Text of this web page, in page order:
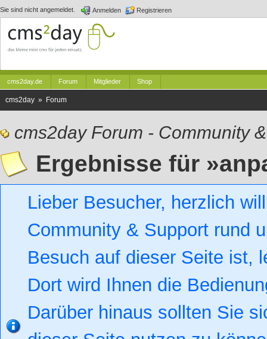
Sie sind nicht angemeldet. Anmelden Registrieren
cms2day.de Forum Mitglieder Shop
cms2day » Forum
cms2day Forum - Community
Ergebnisse für
Lieber Besucher, herzlich
Community & Support rund
Besuch auf dieser Seite ist,
Dort wird Ihnen die
Darüber hinaus sollten Sie